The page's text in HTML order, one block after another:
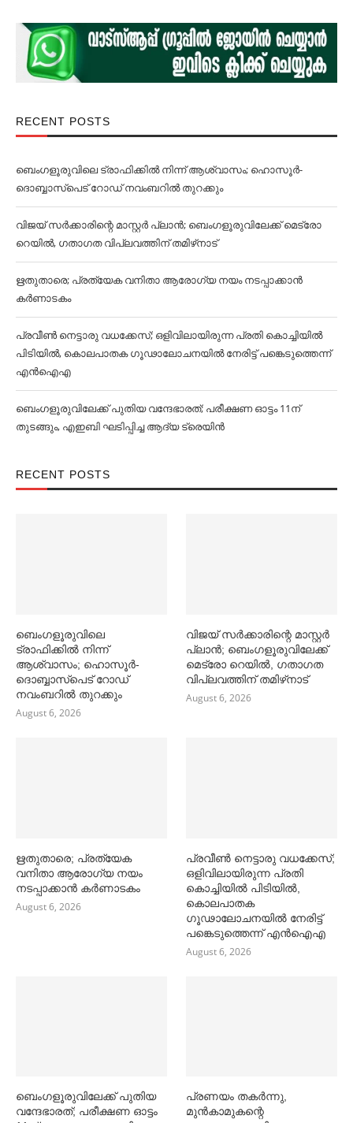
RECENT POSTS
ബെംഗളൂരുവിലെ ട്രാഫിക്കില്‍ നിന്ന് ആശ്വാസം; ഹൊസൂര്‍-
ദൊബ്ബാസ്പെട് റോഡ് നവംബറില്‍ തുറക്കും
വിജയ് സര്‍ക്കാരിന്റെ മാസ്റ്റര്‍ പ്ലാന്‍; ബെംഗളൂരുവിലേക്ക് മെട്രോ
റെയില്‍, ഗതാഗത വിപ്ലവത്തിന് തമിഴ്‌നാട്
ഋതുതാരെ; പ്രത്യേക വനിതാ ആരോഗ്യ നയം നടപ്പാക്കാൻ
കര്‍ണാടകം
പ്രവീൺ നെട്ടാരു വധക്കേസ്; ഒളിവിലായിരുന്ന പ്രതി കൊച്ചിയിൽ
പിടിയിൽ, കൊലപാതക ഗൂഢാലോചനയിൽ നേരിട്ട് പങ്കെടുത്തെന്ന്
എൻഐഎ
ബെംഗളൂരുവിലേക്ക് പുതിയ വന്ദേഭാരത്; പരീക്ഷണ ഓട്ടം 11ന്
തുടങ്ങും, എഇബി ഘടിപ്പിച്ച ആദ്യ ട്രെയിന്‍
RECENT POSTS
ബെംഗളൂരുവിലെ
ട്രാഫിക്കില്‍ നിന്ന്
ആശ്വാസം; ഹൊസൂര്‍-
ദൊബ്ബാസ്പെട് റോഡ്
നവംബറില്‍ തുറക്കും
August 6, 2026
വിജയ് സര്‍ക്കാരിന്റെ മാസ്റ്റര്‍
പ്ലാന്‍; ബെംഗളൂരുവിലേക്ക്
മെട്രോ റെയില്‍, ഗതാഗത
വിപ്ലവത്തിന് തമിഴ്‌നാട്
August 6, 2026
ഋതുതാരെ; പ്രത്യേക
വനിതാ ആരോഗ്യ നയം
നടപ്പാക്കാൻ കര്‍ണാടകം
August 6, 2026
പ്രവീൺ നെട്ടാരു വധക്കേസ്;
ഒളിവിലായിരുന്ന പ്രതി
കൊച്ചിയിൽ പിടിയിൽ,
കൊലപാതക
ഗൂഢാലോചനയിൽ നേരിട്ട്
പങ്കെടുത്തെന്ന് എൻഐഎ
August 6, 2026
ബെംഗളൂരുവിലേക്ക് പുതിയ
വന്ദേഭാരത്; പരീക്ഷണ ഓട്ടം
പ്രണയം തകര്‍ന്നു,
മുൻകാമുകന്റെ